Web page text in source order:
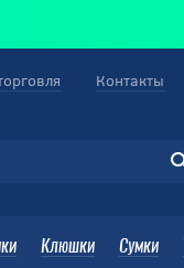
Клюшки Сумки
Контакты